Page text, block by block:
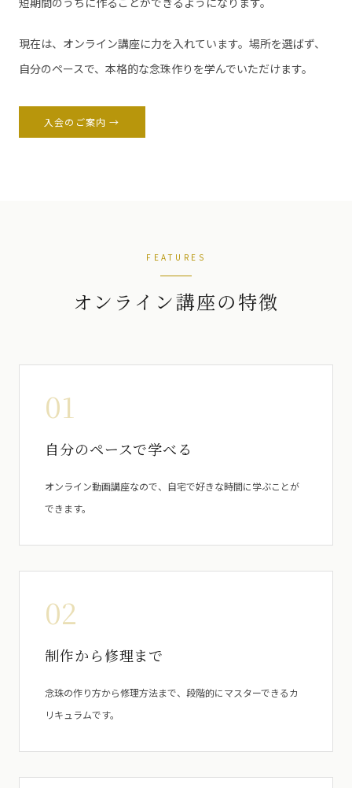
現在は、オンライン講座に力を入れています。場所を選ばず、
自分のペースで、本格的な念珠作りを学んでいただけます。
入会のご案内 →
FEATURES
オンライン講座の特徴
01
自分のペースで学べる
オンライン動画講座なので、自宅で好きな時間に学ぶことが
できます。
02
制作から修理まで
念珠の作り方から修理方法まで、段階的にマスターできるカ
リキュラムです。